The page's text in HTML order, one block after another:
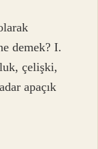
demek? I.
çelişki,
apaçık